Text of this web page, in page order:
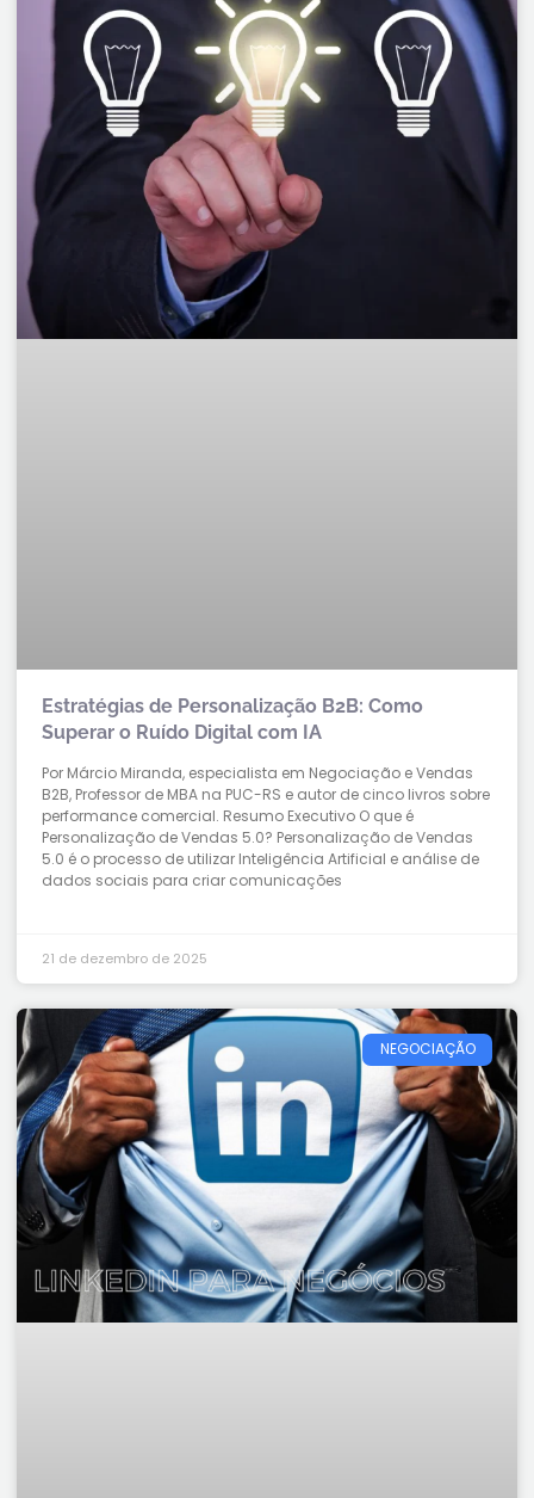
Estratégias de Personalização B2B: Como
Superar o Ruído Digital com IA
Por Márcio Miranda, especialista em Negociação e Vendas
B2B, Professor de MBA na PUC-RS e autor de cinco livros sobre
performance comercial. Resumo Executivo O que é
Personalização de Vendas 5.0? Personalização de Vendas
5.0 é o processo de utilizar Inteligência Artificial e análise de
dados sociais para criar comunicações
21 de dezembro de 2025
NEGOCIAÇÃO